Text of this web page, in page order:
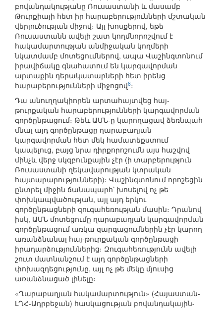
բովանդակությանը Ռուսաստանի և մասամբ
Թուրքիայի հետ իր հարաբերությունների մշտական
վերլուծության միջով։ Այլ խոսքերով, եթե
Ռուսաստանն ավելի շատ կողմնորոշվում է
հակամարտության անմիջական կողմերի
նկատմամբ մոտեցումներով, ապա Վաշինգտոնում
իրավիճակը գնահատում են կարգավորման
արտաքին դերակատարների հետ իրենց
հարաբերությունների միջոցով8։
Դա անուղղակիորեն արտահայտվեց հայ-
թուրքական հարաբերությունների կարգավորման
գործընթացում։ Թեև ԱՄՆ-ը կարողացավ ձեռնպահ
մնալ այդ գործընթացը ղարաբաղյան
կարգավորման հետ մեկ համատեքստում
կապելուց, բայց նրա դիրքորոշումն այս հաշվով
մինչև վերջ սկզբունքային չէր (ի տարբերություն
Ռուսաստանի ղեկավարության կտրական
հայտարարությունների)։ Վաշինգտոնում որոշեցին
ընտրել միջին ճանապարհ՝ խոսելով ոչ թե
փոխկապվածության, այլ այդ երկու
գործընթացների զուգահեռության մասին։ Դրանով
իսկ, ԱՄՆ մոտեցումը ղարաբաղյան կարգավորման
գործընթացում առկա զարգացումներին չէր կարող
առանձնանալ հայ-թուրքական գործընթացի
իրադարձություններից։ Զուգահեռությունն ավելի
շուտ մատնանշում է այդ գործընթացների
փոխազդեցությունը, այլ ոչ թե մեկը մյուսից
առանձնացած լինելը։
«Ղարաբաղյան հակամարտություն» (Հայաստան-
ԼՂՀ-Ադրբեջան) հասկացության բովանդակային-